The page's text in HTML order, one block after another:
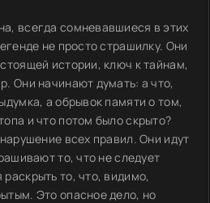
всегда сомневавшиеся в этих
не просто страшилку. Они
истории, ключ к тайнам,
Они начинают думать: а что,
а обрывок памяти о том,
и что потом было скрыто?
всех правил. Они идут
то, что не следует
то, что, видимо,
Это опасное дело, но